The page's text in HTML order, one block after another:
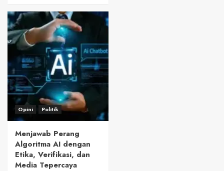
Opini Politik
Menjawab Perang
Algoritma AI dengan
Etika, Verifikasi, dan
Media Tepercaya